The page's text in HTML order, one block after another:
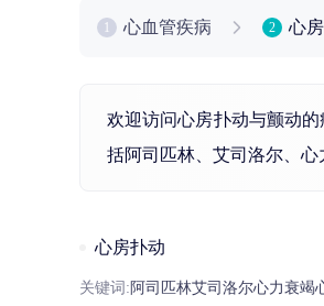
心血管疾病 2 心
欢迎访问心房扑动与颤动
括阿司匹林 艾司洛尔 心
心房扑动
关键词: 阿司匹林艾司洛尔心力衰竭